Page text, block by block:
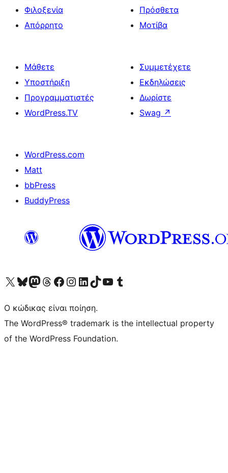
Φιλοξενία
Απόρρητο
Πρόσθετα
Μοτίβα
Μάθετε
Υποστήριξη
Προγραμματιστές
WordPress.TV
Συμμετέχετε
Εκδηλώσεις
Δωρίστε
Swag ↗
WordPress.com
Matt
bbPress
BuddyPress
Visit our X (formerly Twitter) account
Visit our Bluesky account
Επισκεφθείτε τον λογαριασμό μας στο Mastodon
Visit our Threads account
Επισκεφτείτε τη σελίδα μας στο Facebook
Επισκεφθείτε τον λογαριασμό μας Instagram
Επισκεφθείτε τον λογαριασμό μας LinkedIn
Visit our TikTok account
Visit our YouTube channel
Visit our Tumblr account
Ο κώδικας είναι ποίηση.
The WordPress® trademark is the intellectual property
of the WordPress Foundation.